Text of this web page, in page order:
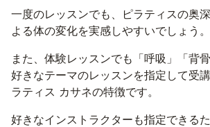
一度のレッスンでも、ピラティスの奥
よる体の変化を実感しやすいでしょう。
また、体験レッスンでも「呼吸」「背
好きなテーマのレッスンを指定して受
ラティス カサネの特徴です。
好きなインストラクターも指定できる